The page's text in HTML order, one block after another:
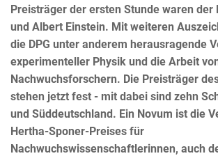
Preisträger der ersten Stunde waren der
und Albert Einstein. Mit weiteren
die DPG unter anderem herausragende
experimenteller Physik und die Arbeit
Nachwuchsforschern. Die Preisträger
stehen jetzt fest - mit dabei sind zehn
und Süddeutschland. Ein Novum ist die
Hertha-Sponer-Preises für
Nachwuchswissenschaftlerinnen, auch